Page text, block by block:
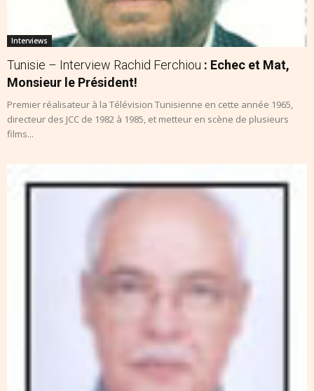
Interviews
Tunisie – Interview Rachid Ferchiou : Echec et Mat,
Monsieur le Président!
Premier réalisateur à la Télévision Tunisienne en cette année 1965,
directeur des JCC de 1982 à 1985, et metteur en scène de plusieurs
films...